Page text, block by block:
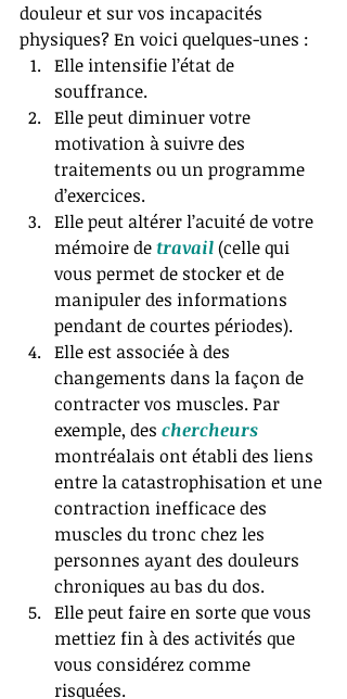
douleur et sur vos incapacités
physiques? En voici quelques-unes :
Elle intensifie l’état de
souffrance.
Elle peut diminuer votre
motivation à suivre des
traitements ou un programme
d’exercices.
Elle peut altérer l’acuité de votre
mémoire de travail (celle qui
vous permet de stocker et de
manipuler des informations
pendant de courtes périodes).
Elle est associée à des
changements dans la façon de
contracter vos muscles. Par
exemple, des chercheurs
montréalais ont établi des liens
entre la catastrophisation et une
contraction inefficace des
muscles du tronc chez les
personnes ayant des douleurs
chroniques au bas du dos.
Elle peut faire en sorte que vous
mettiez fin à des activités que
vous considérez comme
risquées.